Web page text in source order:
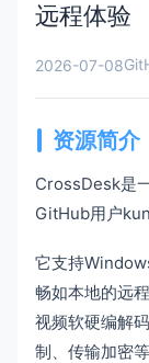
远程体验
2026-07-08
资源简介
CrossDesk是
GitHub用户
它支持
畅如本地的远
视频软硬编解
制、传输加密